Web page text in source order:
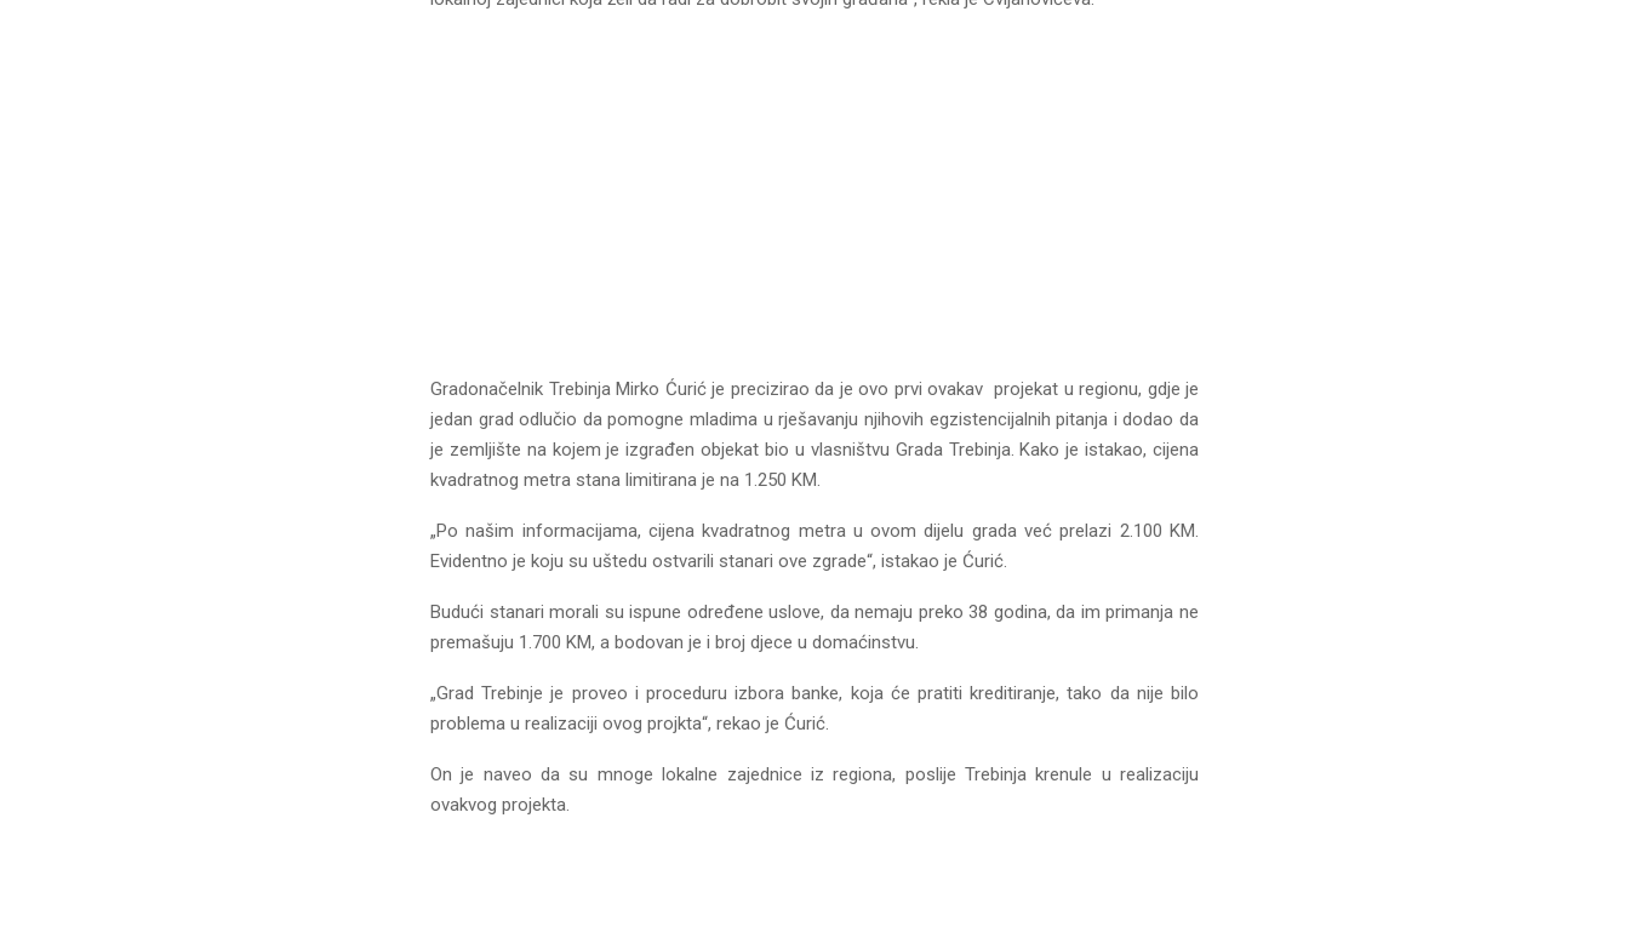
Gradonačelnik Trebinja Mirko Ćurić je precizirao da je ovo prvi ovakav projekat u regionu, gdje je
jedan grad odlučio da pomogne mladima u rješavanju njihovih egzistencijalnih pitanja i dodao da
je zemljište na kojem je izgrađen objekat bio u vlasništvu Grada Trebinja. Kako je istakao, cijena
kvadratnog metra stana limitirana je na 1.250 KM.
„Po našim informacijama, cijena kvadratnog metra u ovom dijelu grada već prelazi 2.100 KM.
Evidentno je koju su uštedu ostvarili stanari ove zgrade“, istakao je Ćurić.
Budući stanari morali su ispune određene uslove, da nemaju preko 38 godina, da im primanja ne
premašuju 1.700 KM, a bodovan je i broj djece u domaćinstvu.
„Grad Trebinje je proveo i proceduru izbora banke, koja će pratiti kreditiranje, tako da nije bilo
problema u realizaciji ovog projkta“, rekao je Ćurić.
On je naveo da su mnoge lokalne zajednice iz regiona, poslije Trebinja krenule u realizaciju
ovakvog projekta.